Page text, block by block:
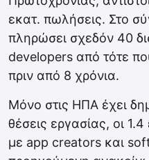
εκατ. πωλήσεις. Στο
πληρώσει σχεδόν 40
developers από τότε
πριν από 8 χρόνια.
Μόνο στις ΗΠΑ έχει
θέσεις εργασίας, οι 1.4
με app creators και